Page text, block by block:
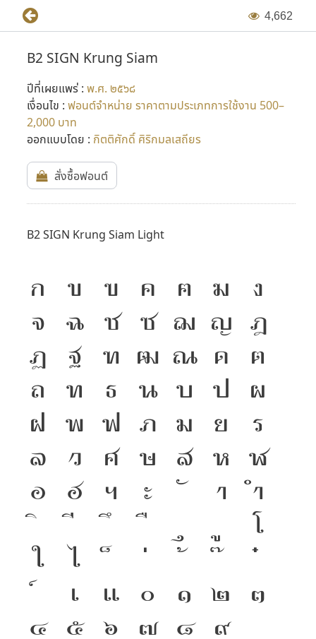
4,662
B2 SIGN Krung Siam
ปีที่เผยแพร่ : พ.ศ. ๒๕๖๘
เงื่อนไข : ฟอนต์จำหน่าย ราคาตามประเภทการใช้งาน 500–
2,000 บาท
ออกแบบโดย : กิตติศักดิ์ ศิริกมลเสถียร
สั่งซื้อฟอนต์
B2 SIGN Krung Siam Light
ก ข ฃ ค ฅ ฆ ง
จ ฉ ช ซ ฌ ญ ฎ
ฏ ฐ ฑ ฒ ณ ด ต
ถ ท ธ น บ ป ผ
ฝ พ ฟ ภ ม ย
ร
ล ว ศ ษ ส ห ฬ
อ ฮ ฯ ะ า
ำ
โ
ใ
ไ
เ
แ ๐ ๑ ๒ ๓
๔ ๕ ๖ ๗ ๘ ๙